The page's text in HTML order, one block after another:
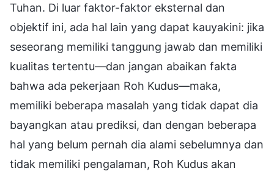
Tuhan. Di luar faktor-faktor eksternal dan
objektif ini, ada hal lain yang dapat kauyakini: jika
seseorang memiliki tanggung jawab dan memiliki
kualitas tertentu—dan jangan abaikan fakta
bahwa ada pekerjaan Roh Kudus—maka,
memiliki beberapa masalah yang tidak dapat dia
bayangkan atau prediksi, dan dengan beberapa
hal yang belum pernah dia alami sebelumnya dan
tidak memiliki pengalaman, Roh Kudus akan